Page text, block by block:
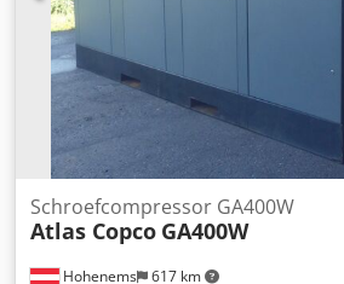
Hohenems 617 km
Schroefcompressor GA400W
Atlas Copco GA400W